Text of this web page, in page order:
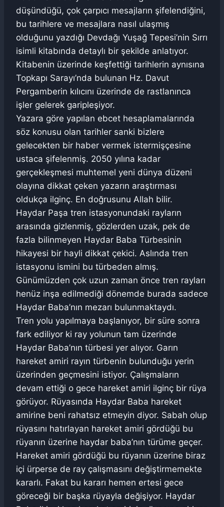
düşündüğü, çok çarpıcı mesajların şifelendiğini,
bu tarihlere ve mesajlara nasıl ulaşmış
olduğunu yazdığı Devdağı Yuşağ Tepesi’nin Sırrı
isimli kitabında detaylı bir şekilde anlatıyor.
Kitabenin üzerinde keşfettiği tarihlerin aynısına
Topkapı Sarayı’nda bulunan Hz. Davut
Pergamberin kılıcını üzerinde de rastlanınca
işler gelerek garipleşiyor.
Yazara göre yapılan ebcet hesaplamalarında
söz konusu olan tarihler sanki bizlere
gelecekten bir haber vermek istermişçesine
ustaca şifelenmiş. 2050 yılına kadar
gerçekleşmesi muhtemel yeni dünya düzeni
olayına dikkat çeken yazarın araştırması
oldukça ilginç. En doğrusunu Allah bilir.
Haydar Paşa tren istasyonundaki rayların
arasında gizlenmiş, gözlerden uzak, pek de
fazla bilinmeyen Haydar Baba Türbesinin
hikayesi bir hayli dikkat çekici. Aslında tren
istasyonu ismini bu türbeden almış.
Günümüzden çok uzun zaman önce tren rayları
henüz inşa edilmediği dönemde burada sadece
Haydar Baba’nın mezarı bulunmaktaydı.
Tren yolu yapılmaya başlanıyor, bir süre sonra
fark ediliyor ki ray yolunun tam üzerinde
Haydar Baba’nın türbesi yer alıyor. Garın
hareket amiri rayın türbenin bulunduğu yerin
üzerinden geçmesini istiyor. Çalışmaların
devam ettiği o gece hareket amiri ilginç bir rüya
görüyor. Rüyasında Haydar Baba hareket
amirine beni rahatsız etmeyin diyor. Sabah olup
rüyasını hatırlayan hareket amiri gördüğü bu
rüyanın üzerine haydar baba’nın türüme geçer.
Hareket amiri gördüğü bu rüyanın üzerine biraz
içi ürperse de ray çalışmasını değiştirmemekte
kararlı. Fakat bu kararı hemen ertesi gece
göreceği bir başka rüyayla değişiyor. Haydar